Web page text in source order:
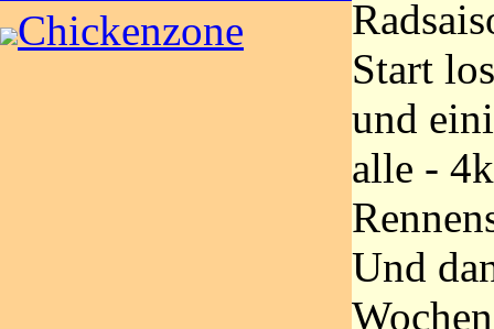
Chickenzone
Start
und
alle -
Und